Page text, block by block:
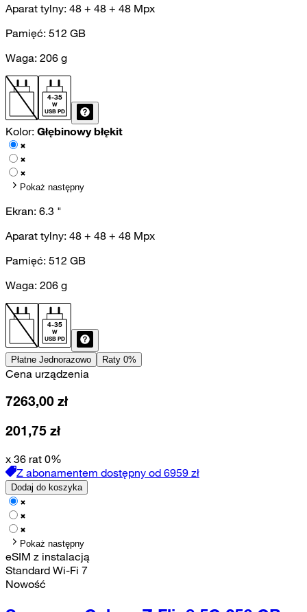
Aparat tylny: 48 + 48 + 48 Mpx
Pamięć: 512 GB
Waga: 206 g
4-35
W
USB PD
Kolor: Głębinowy błękit
Pokaż następny
Ekran: 6.3 "
Aparat tylny: 48 + 48 + 48 Mpx
Pamięć: 512 GB
Waga: 206 g
4-35
W
USB PD
Płatne Jednorazowo Raty 0%
Cena urządzenia
7263,00 zł
201,75 zł
x 36 rat 0%
Z abonamentem dostępny od 6959 zł
Dodaj do koszyka
Pokaż następny
eSIM z instalacją
Standard Wi-Fi 7
Nowość